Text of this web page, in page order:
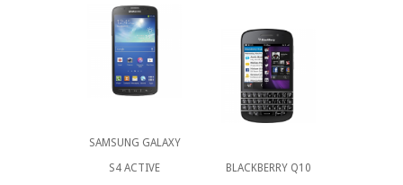
SAMSUNG GALAXY
S4 ACTIVE
BLACKBERRY Q10